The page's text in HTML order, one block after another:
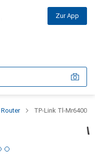
Zur App
Router TP-Link Tl-Mr6400